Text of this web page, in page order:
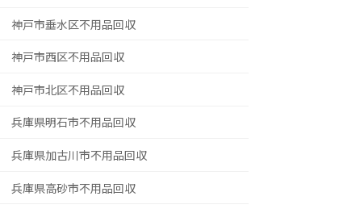
神戸市垂水区不用品回収
神戸市西区不用品回収
神戸市北区不用品回収
兵庫県明石市不用品回収
兵庫県加古川市不用品回収
兵庫県高砂市不用品回収